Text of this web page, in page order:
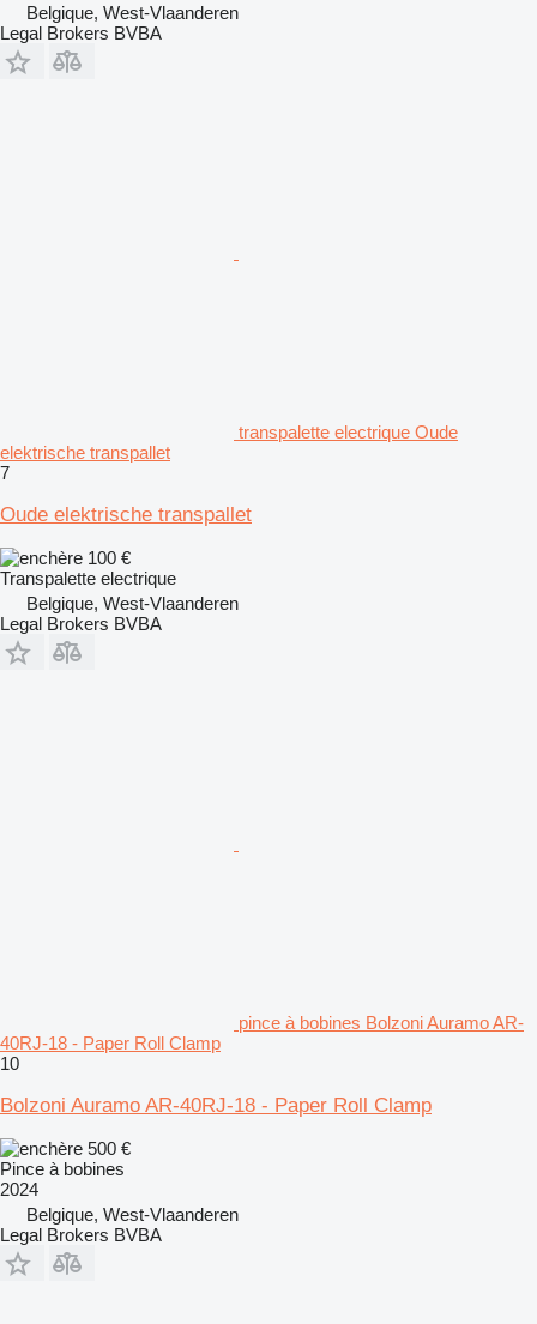
Belgique, West-Vlaanderen
Legal Brokers BVBA
transpalette electrique Oude
elektrische transpallet
7
Oude elektrische transpallet
100 €
Transpalette electrique
Belgique, West-Vlaanderen
Legal Brokers BVBA
pince à bobines Bolzoni Auramo AR-
40RJ-18 - Paper Roll Clamp
10
Bolzoni Auramo AR-40RJ-18 - Paper Roll Clamp
500 €
Pince à bobines
2024
Belgique, West-Vlaanderen
Legal Brokers BVBA